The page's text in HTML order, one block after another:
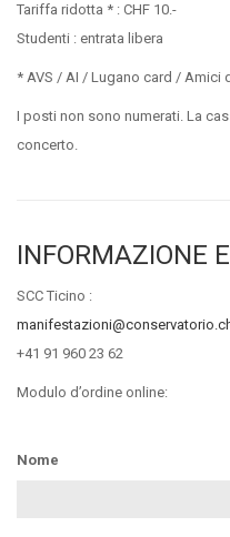
Tariffa ridotta * : CHF 10.-
Studenti : entrata libera
* AVS / AI / Lugano card / Amici
I posti non sono numerati. La
concerto.
INFORMAZIONE
SCC Ticino :
+41 91 960 23 62
Modulo d’ordine online:
Nome